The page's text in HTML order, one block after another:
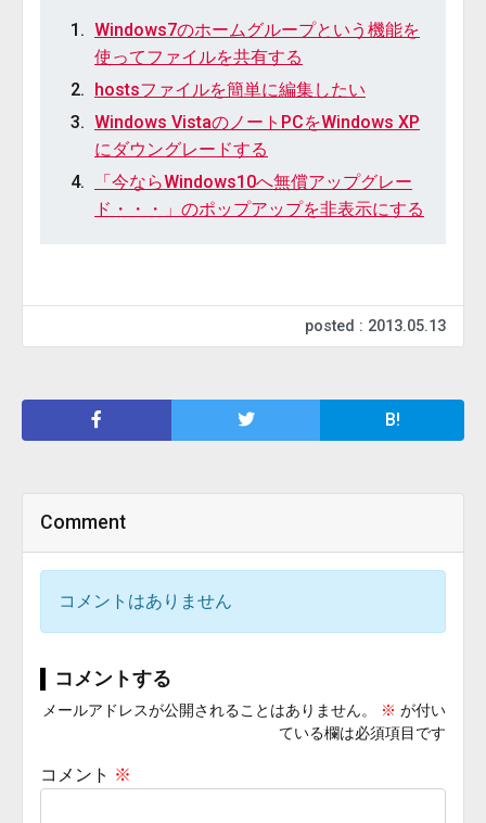
Windows7のホームグループという機能を
使ってファイルを共有する
hostsファイルを簡単に編集したい
Windows VistaのノートPCをWindows XP
にダウングレードする
「今ならWindows10へ無償アップグレー
ド・・・」のポップアップを非表示にする
posted : 2013.05.13
B!
Comment
コメントはありません
コメントする
メールアドレスが公開されることはありません。 ※ が付い
ている欄は必須項目です
コメント ※